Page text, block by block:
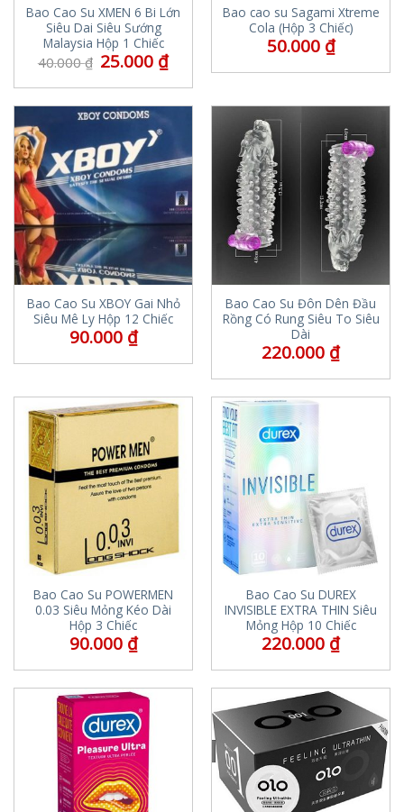
Bao Cao Su XMEN 6 Bi Lớn
Siêu Dai Siêu Sướng
Malaysia Hộp 1 Chiếc
40.000₫ 25.000 ₫
Bao cao su Sagami Xtreme
Cola (Hộp 3 Chiếc)
50.000 ₫
Bao Cao Su XBOY Gai Nhỏ
Siêu Mê Ly Hộp 12 Chiếc
90.000 ₫
Bao Cao Su Đôn Dên Đầu
Rồng Có Rung Siêu To Siêu
Dài
220.000 ₫
Bao Cao Su POWERMEN
0.03 Siêu Mỏng Kéo Dài
Hộp 3 Chiếc
90.000 ₫
Bao Cao Su DUREX
INVISIBLE EXTRA THIN Siêu
Mỏng Hộp 10 Chiếc
220.000 ₫